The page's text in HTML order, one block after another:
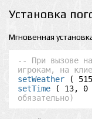
Установка
Мгновенная
-- При вызове
игрокам, на
setWeather
setTime ( 13, 0
обязательно)